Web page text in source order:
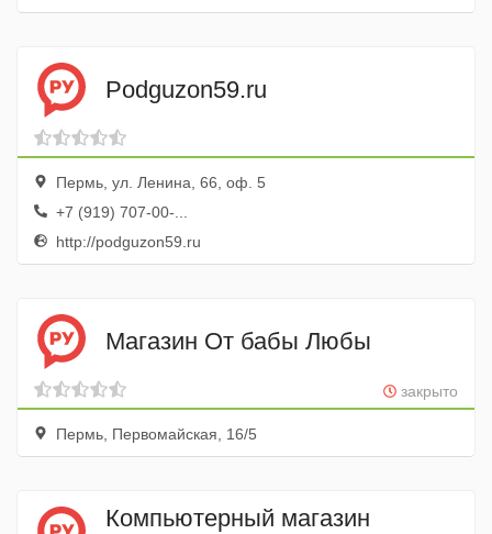
Podguzon59.ru
Пермь, ул. Ленина, 66, оф. 5
+7 (919) 707-00-...
http://podguzon59.ru
Магазин От бабы Любы
закрыто
Пермь, Первомайская, 16/5
Компьютерный магазин